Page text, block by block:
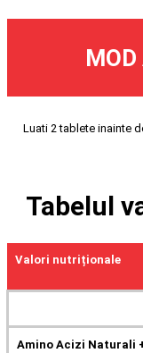
Luati 2 tablete inainte
Tabelul
Valori nutriționale
Amino Acizi Naturali